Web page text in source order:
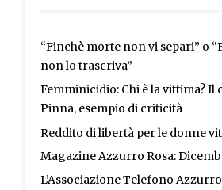
“Finchè morte non vi separi” o
non lo trascriva”
Femminicidio: Chi è la vittima? Il
Pinna, esempio di criticità
Reddito di libertà per le donne
Magazine Azzurro Rosa:
L’Associazione Telefono